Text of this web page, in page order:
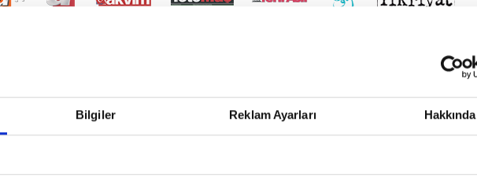
Bilgiler Reklam Ayarları Hakkında